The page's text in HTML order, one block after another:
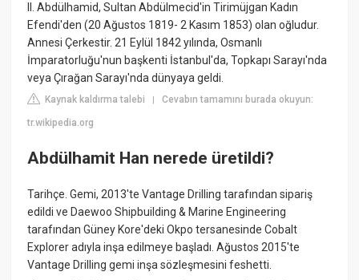
II. Abdülhamid, Sultan Abdülmecid'in Tirimüjgan Kadın
Efendi'den (20 Ağustos 1819- 2 Kasım 1853) olan oğludur.
Annesi Çerkestir. 21 Eylül 1842 yılında, Osmanlı
İmparatorluğu'nun başkenti İstanbul'da, Topkapı Sarayı'nda
veya Çırağan Sarayı'nda dünyaya geldi.
Kaynak kaldırma talebi |Cevabın tamamını burada okuyun:
tr.wikipedia.org
Abdülhamit Han nerede üretildi?
Tarihçe. Gemi, 2013'te Vantage Drilling tarafından sipariş
edildi ve Daewoo Shipbuilding & Marine Engineering
tarafından Güney Kore'deki Okpo tersanesinde Cobalt
Explorer adıyla inşa edilmeye başladı. Ağustos 2015'te
Vantage Drilling gemi inşa sözleşmesini feshetti.